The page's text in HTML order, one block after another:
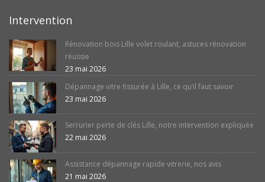
Intervention
Rénovation bois Lille volet roulant, astuces rénovation
réussie
23 mai 2026
Dépannage vitre fissurée à Lille, ce qu’il faut savoir
23 mai 2026
Serrurier perte de clés Lille, notre intervention expliquée
22 mai 2026
Assistance dépannage rapide vitrerie, nos avis
21 mai 2026